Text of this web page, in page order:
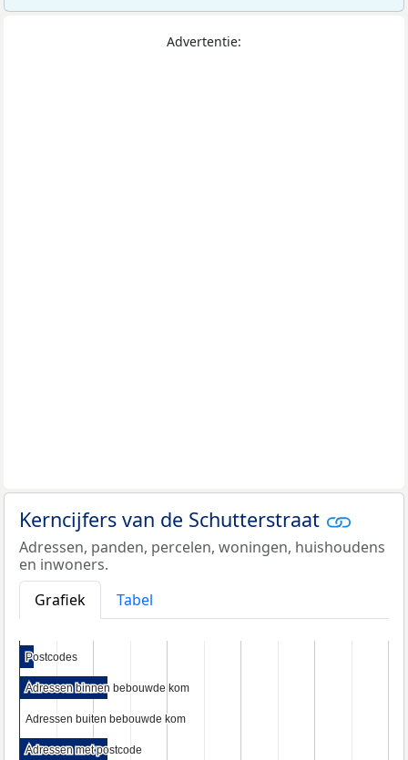
Advertentie:
Kerncijfers van de Schutterstraat
Adressen, panden, percelen, woningen, huishoudens
en inwoners.
Grafiek
Tabel
Postcodes
Postcodes
Adressen binnen bebouwde kom
Adressen binnen bebouwde kom
Adressen buiten bebouwde kom
Adressen buiten bebouwde kom
Adressen met postcode
Adressen met postcode